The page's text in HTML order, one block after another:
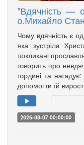
"Вдячність —
о.Михайло
Чому вдячність є
яка зустріла
покликані
говорить про
гордині та
допомогти їй
2026-08-07 00:00:00